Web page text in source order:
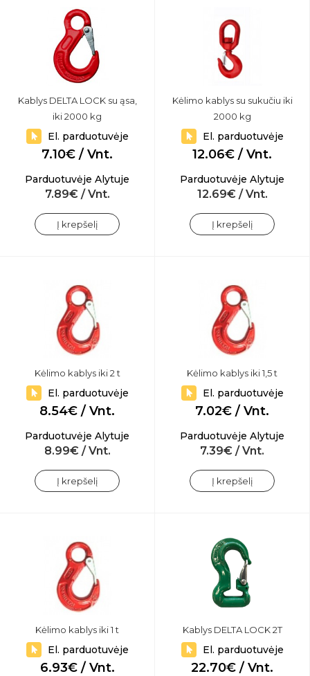
Kablys DELTA LOCK su ąsa,
iki 2000 kg
El. parduotuvėje
7.10€ / Vnt.
Parduotuvėje Alytuje
7.89€ / Vnt.
Į krepšelį
Kėlimo kablys su sukučiu iki
2000 kg
El. parduotuvėje
12.06€ / Vnt.
Parduotuvėje Alytuje
12.69€ / Vnt.
Į krepšelį
Kėlimo kablys iki 2 t
El. parduotuvėje
8.54€ / Vnt.
Parduotuvėje Alytuje
8.99€ / Vnt.
Į krepšelį
Kėlimo kablys iki 1,5 t
El. parduotuvėje
7.02€ / Vnt.
Parduotuvėje Alytuje
7.39€ / Vnt.
Į krepšelį
Kėlimo kablys iki 1 t
El. parduotuvėje
6.93€ / Vnt.
Kablys DELTA LOCK 2T
El. parduotuvėje
22.70€ / Vnt.